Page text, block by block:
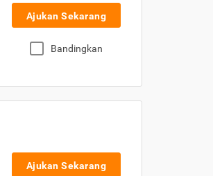
Ajukan Sekarang
Bandingkan
Ajukan Sekarang